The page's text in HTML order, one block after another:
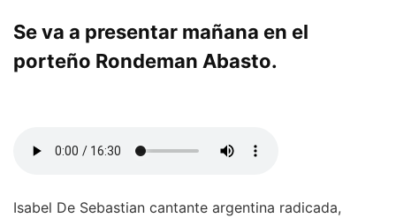
Se va a presentar mañana en el
porteño Rondeman Abasto.
Isabel De Sebastian cantante argentina radicada,